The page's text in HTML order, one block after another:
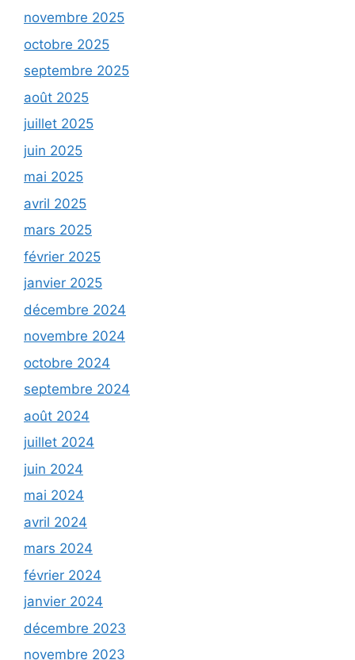
novembre 2025
octobre 2025
septembre 2025
août 2025
juillet 2025
juin 2025
mai 2025
avril 2025
mars 2025
février 2025
janvier 2025
décembre 2024
novembre 2024
octobre 2024
septembre 2024
août 2024
juillet 2024
juin 2024
mai 2024
avril 2024
mars 2024
février 2024
janvier 2024
décembre 2023
novembre 2023